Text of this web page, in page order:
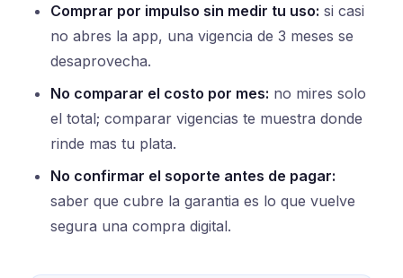
Comprar por impulso sin medir tu uso: si casi
no abres la app, una vigencia de 3 meses se
desaprovecha.
No comparar el costo por mes: no mires solo
el total; comparar vigencias te muestra donde
rinde mas tu plata.
No confirmar el soporte antes de pagar:
saber que cubre la garantia es lo que vuelve
segura una compra digital.